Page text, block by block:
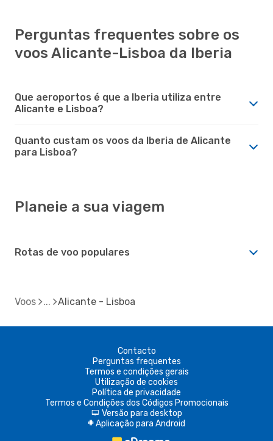
Perguntas frequentes sobre os
voos Alicante-Lisboa da Iberia
Que aeroportos é que a Iberia utiliza entre
Alicante e Lisboa?
Quanto custam os voos da Iberia de Alicante
para Lisboa?
Planeie a sua viagem
Rotas de voo populares
Voos Alicante - Lisboa
Contacto
Perguntas frequentes
Termos e condições gerais
Utilização de cookies
Política de privacidade
Termos e Condições dos Códigos Promocionais
d Versão para desktop
A Aplicação para Android